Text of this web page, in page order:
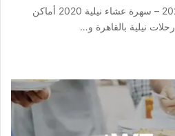
حجز المراكب النيلية للعشاء 2020 – سهرة عشاء نيلية 2020 أماكن
نيلية بالقاهرة و…